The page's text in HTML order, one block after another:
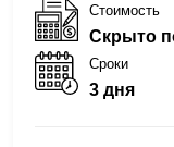
Стоимость
Скрыто
Сроки
3 дня